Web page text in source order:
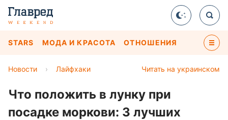
STARS МОДА И КРАСОТА ОТНОШЕНИЯ
Читать на украинском
Новости › Лайфхаки
Что положить в лунку при
посадке моркови: 3 лучших